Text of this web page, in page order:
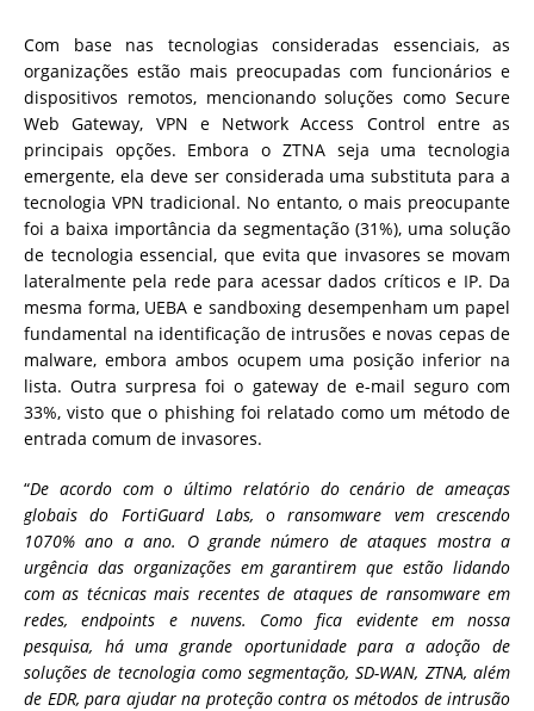
Com base nas tecnologias consideradas essenciais, as
organizações estão mais preocupadas com funcionários e
dispositivos remotos, mencionando soluções como Secure
Web Gateway, VPN e Network Access Control entre as
principais opções. Embora o ZTNA seja uma tecnologia
emergente, ela deve ser considerada uma substituta para a
tecnologia VPN tradicional. No entanto, o mais preocupante
foi a baixa importância da segmentação (31%), uma solução
de tecnologia essencial, que evita que invasores se movam
lateralmente pela rede para acessar dados críticos e IP. Da
mesma forma, UEBA e sandboxing desempenham um papel
fundamental na identificação de intrusões e novas cepas de
malware, embora ambos ocupem uma posição inferior na
lista. Outra surpresa foi o gateway de e-mail seguro com
33%, visto que o phishing foi relatado como um método de
entrada comum de invasores.
“De acordo com o último relatório do cenário de ameaças
globais do FortiGuard Labs, o ransomware vem crescendo
1070% ano a ano. O grande número de ataques mostra a
urgência das organizações em garantirem que estão lidando
com as técnicas mais recentes de ataques de ransomware em
redes, endpoints e nuvens. Como fica evidente em nossa
pesquisa, há uma grande oportunidade para a adoção de
soluções de tecnologia como segmentação, SD-WAN, ZTNA, além
de EDR, para ajudar na proteção contra os métodos de intrusão